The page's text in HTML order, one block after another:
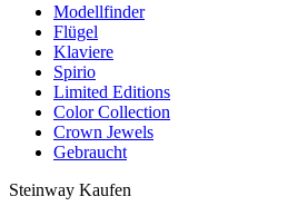
Modellfinder
Flügel
Klaviere
Spirio
Limited Editions
Color Collection
Crown Jewels
Gebraucht
Steinway Kaufen